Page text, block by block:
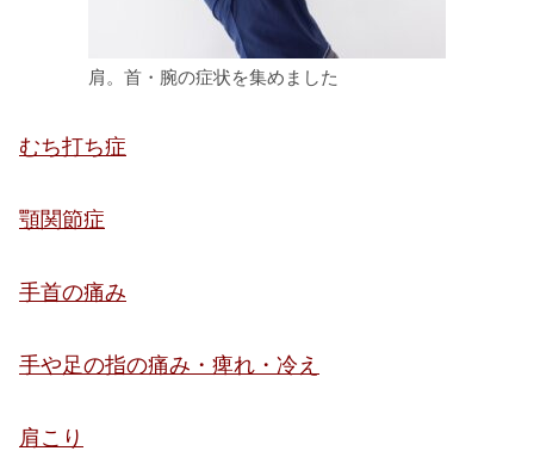
肩。首・腕の症状を集めました
むち打ち症
顎関節症
手首の痛み
手や足の指の痛み・痺れ・冷え
肩こり